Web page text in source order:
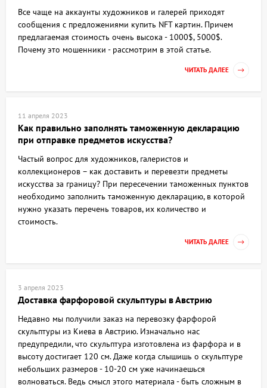
Все чаще на аккаунты художников и галерей приходят
сообщения с предложениями купить NFT картин. Причем
предлагаемая стоимость очень высока - 1000$, 5000$.
Почему это мошенники - рассмотрим в этой статье.
ЧИТАТЬ ДАЛЕЕ
11 апреля 2023
Как правильно заполнять таможенную декларацию
при отправке предметов искусства?
Частый вопрос для художников, галеристов и
коллекционеров – как доставить и перевезти предметы
искусства за границу? При пересечении таможенных пунктов
необходимо заполнить таможенную декларацию, в которой
нужно указать перечень товаров, их количество и
стоимость.
ЧИТАТЬ ДАЛЕЕ
3 апреля 2023
Доставка фарфоровой скульптуры в Австрию
Недавно мы получили заказ на перевозку фарфорой
скульптуры из Киева в Австрию. Изначально нас
предупредили, что скульптура изготовлена из фарфора и в
высоту достигает 120 см. Даже когда слышишь о скульптуре
небольших размеров - 10-20 см уже начинаешься
волноваться. Ведь смысл этого материала - быть сложным в